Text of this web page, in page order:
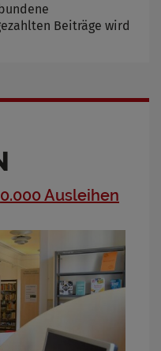
Beiträge wird
Ausleihen